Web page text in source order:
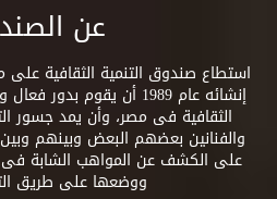
عن
استطاع صندوق التنمية الثقافية
إنشائه عام 1989 أن يقوم
الثقافية فى مصر، وأن يمد جسور
والفنانين بعضهم البعض وبينهم
على الكشف عن المواهب الشابة
ووضعها على طريق